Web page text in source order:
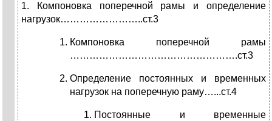
1. Компоновка поперечной рамы и определение
нагрузок……………………..ст.3
Компоновка поперечной рамы
…………………………………………….ст.3
Определение постоянных и временных
нагрузок на поперечную раму…...ст.4
Постоянные и временные